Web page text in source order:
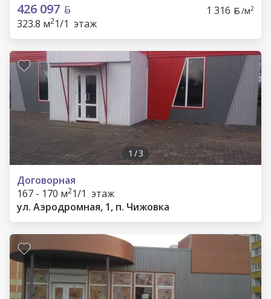
426 097 1 316 /м2
323.8 м21/1 этаж
1 /3
Договорная
167 - 170 м21/1 этаж
ул. Аэродромная, 1, п. Чижовка